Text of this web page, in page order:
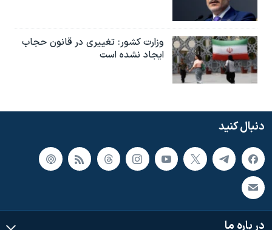
وزارت کشور: تغییری در قانون حجاب
ایجاد نشده است
دنبال کنید
در باره ما